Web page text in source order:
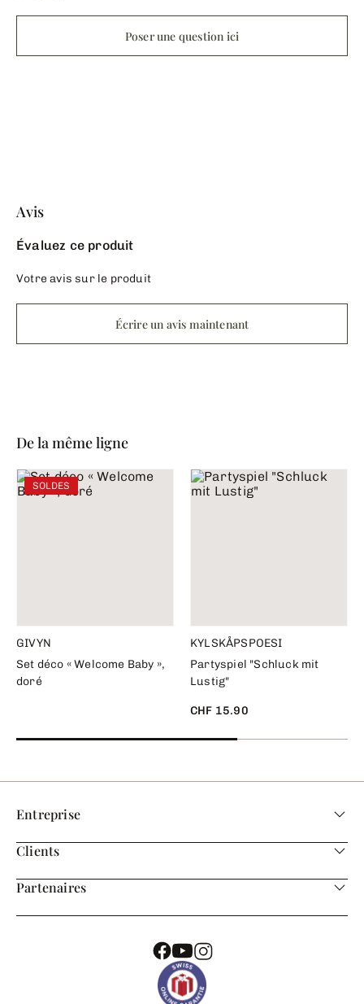
Poser une question ici
Avis
Évaluez ce produit
Votre avis sur le produit
Écrire un avis maintenant
De la même ligne
SOLDES
GIVYN
Set déco « Welcome Baby »,
doré
KYLSKÅPSPOESI
Partyspiel "Schluck mit
Lustig"
CHF 15.90
Entreprise
Clients
Partenaires